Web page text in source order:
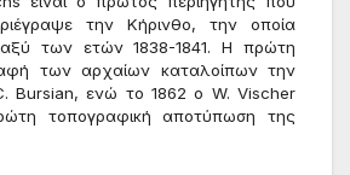
την Κήρινθο, την οποία
των ετών 1838-1841. Η πρώτη
των αρχαίων καταλοίπων την
Bursian, ενώ το 1862 ο W. Vischer
τοπογραφική αποτύπωση της